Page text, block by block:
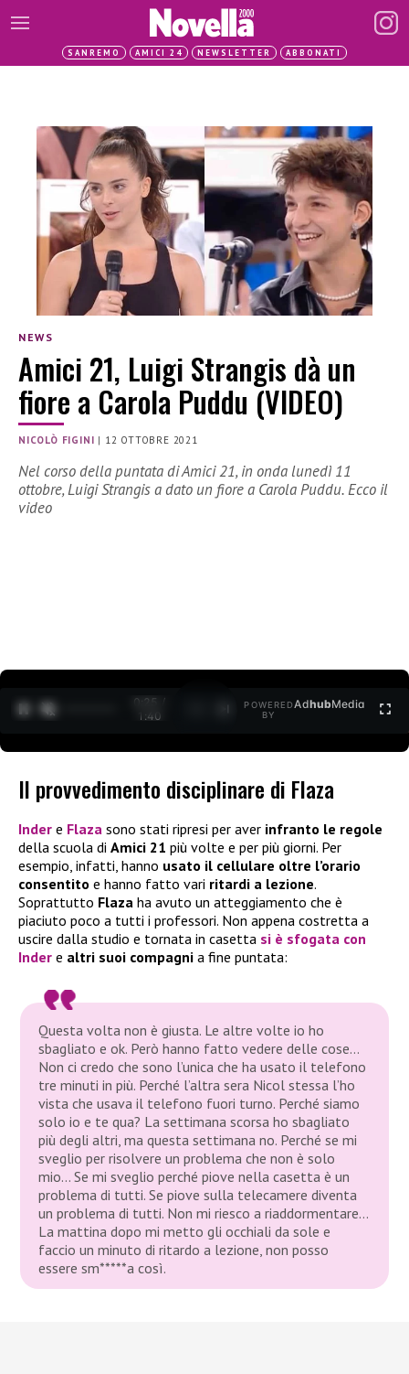
SANREMO AMICI 24 NEWSLETTER ABBONATI
NEWS
Amici 21, Luigi Strangis dà un
fiore a Carola Puddu (VIDEO)
NICOLÒ FIGINI | 12 OTTOBRE 2021
Nel corso della puntata di Amici 21, in onda lunedì 11
ottobre, Luigi Strangis a dato un fiore a Carola Puddu. Ecco il
video
0:26 /
1:40
POWERED
BY
AdhubMedia
Il provvedimento disciplinare di Flaza
Inder e Flaza sono stati ripresi per aver infranto le regole
della scuola di Amici 21 più volte e per più giorni. Per
esempio, infatti, hanno usato il cellulare oltre l’orario
consentito e hanno fatto vari ritardi a lezione.
Soprattutto Flaza ha avuto un atteggiamento che è
piaciuto poco a tutti i professori. Non appena costretta a
uscire dalla studio e tornata in casetta si è sfogata con
Inder e altri suoi compagni a fine puntata:
Questa volta non è giusta. Le altre volte io ho
sbagliato e ok. Però hanno fatto vedere delle cose…
Non ci credo che sono l’unica che ha usato il telefono
tre minuti in più. Perché l’altra sera Nicol stessa l’ho
vista che usava il telefono fuori turno. Perché siamo
solo io e te qua? La settimana scorsa ho sbagliato
più degli altri, ma questa settimana no. Perché se mi
sveglio per risolvere un problema che non è solo
mio… Se mi sveglio perché piove nella casetta è un
problema di tutti. Se piove sulla telecamere diventa
un problema di tutti. Non mi riesco a riaddormentare…
La mattina dopo mi metto gli occhiali da sole e
faccio un minuto di ritardo a lezione, non posso
essere sm*****a così.